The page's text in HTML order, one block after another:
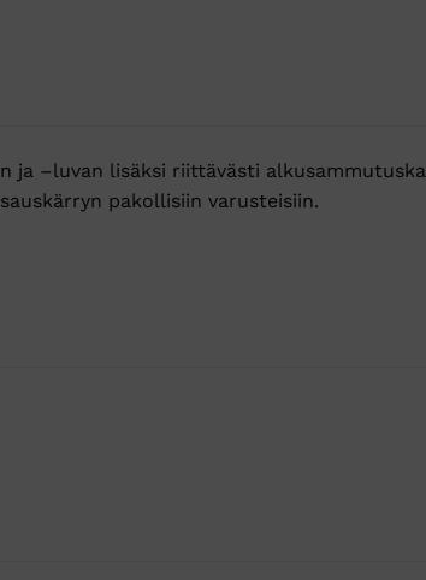
–luvan lisäksi riittävästi
pakollisiin varusteisiin.